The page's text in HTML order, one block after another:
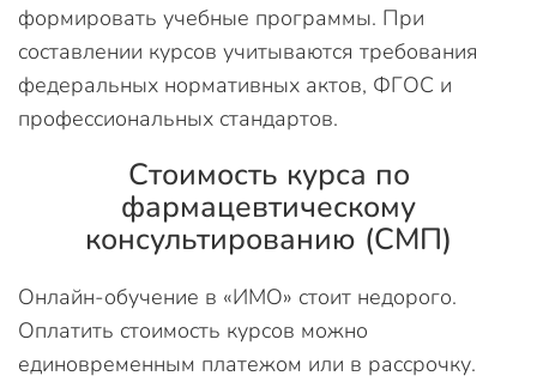
формировать учебные программы. При
составлении курсов учитываются требования
федеральных нормативных актов, ФГОС и
профессиональных стандартов.
Стоимость курса по
фармацевтическому
консультированию (СМП)
Онлайн-обучение в «ИМО» стоит недорого.
Оплатить стоимость курсов можно
единовременным платежом или в рассрочку.